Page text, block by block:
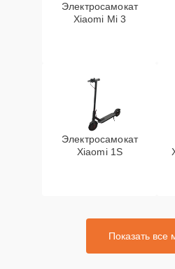
Электросамокат
Xiaomi Mi 3
Электросамокат
Xiaomi 1S
Показать все